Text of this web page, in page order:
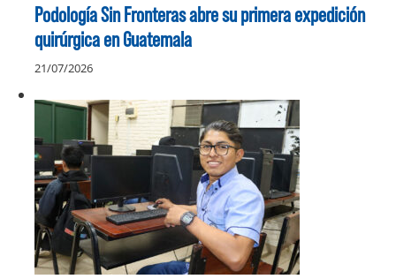
Podología Sin Fronteras abre su primera expedición
quirúrgica en Guatemala
21/07/2026